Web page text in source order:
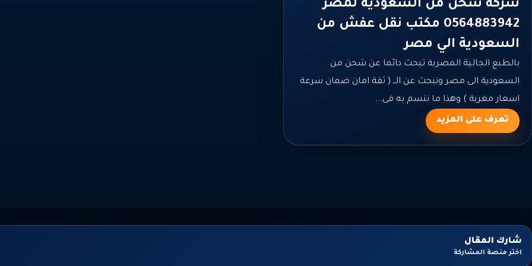
شركة شحن من السعودية لمصر
0564883942 مكتب نقل عفش من
السعودية الي مصر
بالطبع الجالية المصرية تبحث دائما عن شحن من
السعودية الى مصر ونبحث عن الــ ( ثقة امان ضمان سرعة
اسعار مغرية ) وهذا ما نتسم به فى...
تعرف على المزيد
شارك المقال
اختر منصة المشاركة